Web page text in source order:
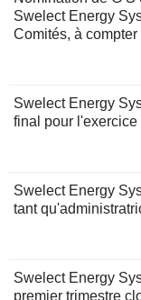
Swelect Energy
Comités, à
Swelect Energy
final pour
Swelect Energy
tant
Swelect Energy
premier trimestre